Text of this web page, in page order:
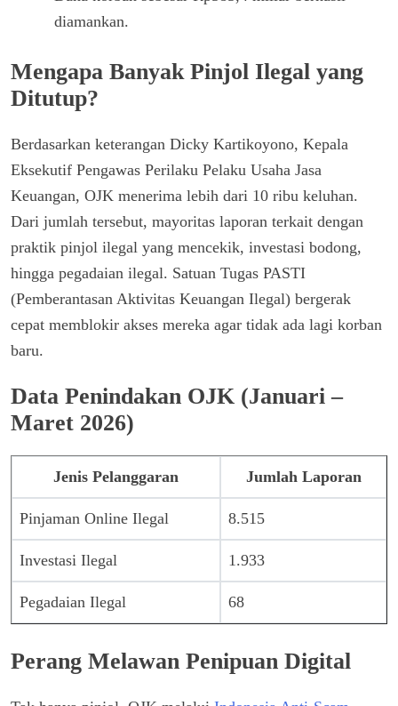
diamankan.
Mengapa Banyak Pinjol Ilegal yang
Ditutup?
Berdasarkan keterangan Dicky Kartikoyono, Kepala
Eksekutif Pengawas Perilaku Pelaku Usaha Jasa
Keuangan, OJK menerima lebih dari 10 ribu keluhan.
Dari jumlah tersebut, mayoritas laporan terkait dengan
praktik pinjol ilegal yang mencekik, investasi bodong,
hingga pegadaian ilegal. Satuan Tugas PASTI
(Pemberantasan Aktivitas Keuangan Ilegal) bergerak
cepat memblokir akses mereka agar tidak ada lagi korban
baru.
Data Penindakan OJK (Januari –
Maret 2026)
Jenis Pelanggaran Jumlah Laporan
Pinjaman Online Ilegal 8.515
Investasi Ilegal 1.933
Pegadaian Ilegal 68
Perang Melawan Penipuan Digital